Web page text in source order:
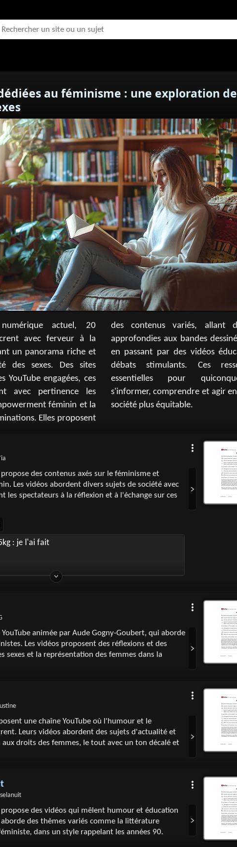
au féminisme : une exploration de
actuel, 20
avec ferveur à la
un panorama riche et
des sexes. Des sites
YouTube engagées, ces
avec pertinence les
féminin et la
Elles proposent
allant des enquêtes
dessinées satiriques,
éducatives et des
Ces ressources sont
souhaite
et agir en faveur d'une
société plus équitable.
propose des contenus axés sur le féminisme et
Les vidéos abordent divers sujets de société avec
les spectateurs à la réflexion et à l'échange sur ces
: je l'ai fait
animée par Aude Gogny-Goubert, qui aborde
Les vidéos proposent des réflexions et des
sexes et la représentation des femmes dans la
une chaîne YouTube où l'humour et le
Leurs vidéos abordent des sujets d'actualité et
droits des femmes, le tout avec un ton décalé et
propose des vidéos qui mêlent humour et éducation
des thèmes variés comme la littérature
dans un style rappelant les années 90.